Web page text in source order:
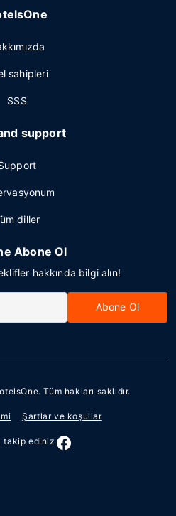
sahipleri
SSS
support
diller
Abone Ol
hakkında bilgi alın!
Abone Ol
. Tüm hakları saklıdır.
Şartlar ve koşullar
takip ediniz